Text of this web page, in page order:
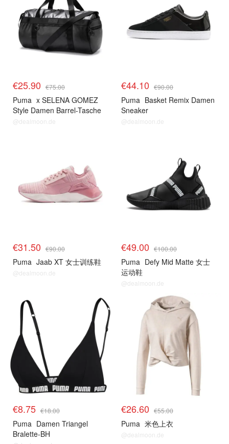
€25.90 €75.00
Puma x SELENA GOMEZ
Style Damen Barrel-Tasche
@dealmoon.de
€44.10 €90.00
Puma Basket Remix Damen
Sneaker
@dealmoon.de
€31.50 €90.00
Puma Jaab XT 女士训练鞋
@dealmoon.de
€49.00 €100.00
Puma Defy Mid Matte 女士
运动鞋
@dealmoon.de
€8.75 €18.00
Puma Damen Triangel
Bralette-BH
€26.60 €55.00
Puma 米色上衣
@dealmoon.de